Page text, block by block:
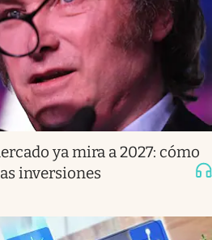
ya mira a 2027: cómo
inversiones